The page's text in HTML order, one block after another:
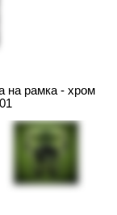
на рамка - хром